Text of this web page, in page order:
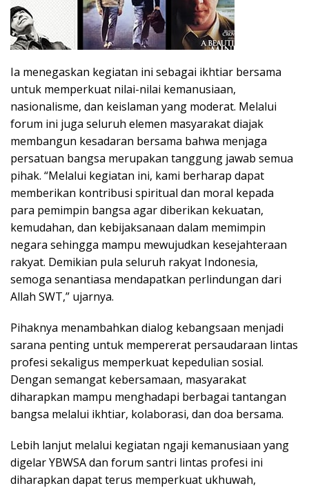
Ia menegaskan kegiatan ini sebagai ikhtiar bersama
untuk memperkuat nilai-nilai kemanusiaan,
nasionalisme, dan keislaman yang moderat. Melalui
forum ini juga seluruh elemen masyarakat diajak
membangun kesadaran bersama bahwa menjaga
persatuan bangsa merupakan tanggung jawab semua
pihak. “Melalui kegiatan ini, kami berharap dapat
memberikan kontribusi spiritual dan moral kepada
para pemimpin bangsa agar diberikan kekuatan,
kemudahan, dan kebijaksanaan dalam memimpin
negara sehingga mampu mewujudkan kesejahteraan
rakyat. Demikian pula seluruh rakyat Indonesia,
semoga senantiasa mendapatkan perlindungan dari
Allah SWT,” ujarnya.
Pihaknya menambahkan dialog kebangsaan menjadi
sarana penting untuk mempererat persaudaraan lintas
profesi sekaligus memperkuat kepedulian sosial.
Dengan semangat kebersamaan, masyarakat
diharapkan mampu menghadapi berbagai tantangan
bangsa melalui ikhtiar, kolaborasi, dan doa bersama.
Lebih lanjut melalui kegiatan ngaji kemanusiaan yang
digelar YBWSA dan forum santri lintas profesi ini
diharapkan dapat terus memperkuat ukhuwah,